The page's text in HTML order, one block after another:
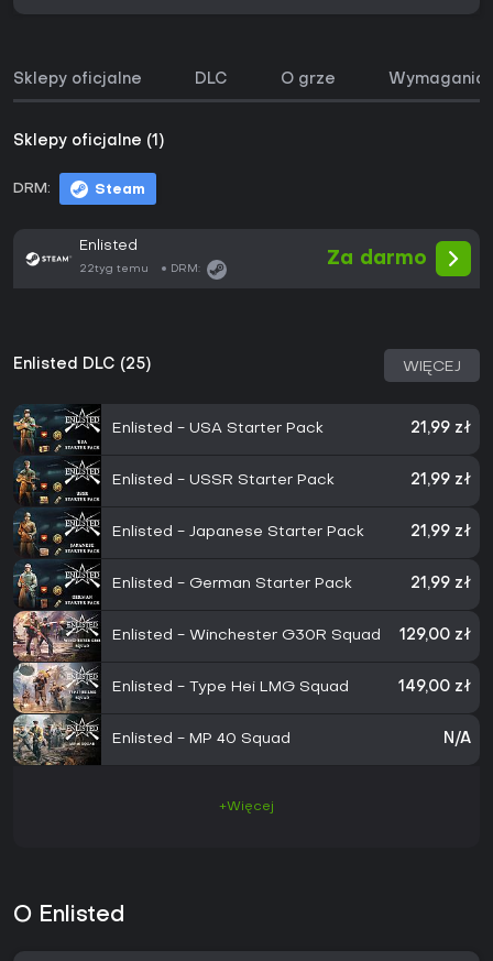
Sklepy oficjalne DLC O grze Wymagania
Sklepy oficjalne (1)
DRM: Steam
Enlisted
22tyg temu DRM:
Za darmo
Enlisted DLC (25) WIĘCEJ
Enlisted - USA Starter Pack 21,99 zł
Enlisted - USSR Starter Pack 21,99 zł
Enlisted - Japanese Starter Pack 21,99 zł
Enlisted - German Starter Pack 21,99 zł
Enlisted - Winchester G30R Squad 129,00 zł
Enlisted - Type Hei LMG Squad 149,00 zł
Enlisted - MP 40 Squad N/A
+Więcej
O Enlisted